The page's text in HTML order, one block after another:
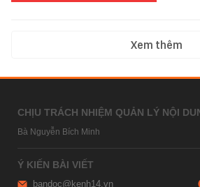
Xem thêm
CHỊU TRÁCH NHIỆM QUẢN LÝ NỘI
Bà Nguyễn Bích Minh
Ý KIẾN BÀI VIẾT
bandoc@kenh14.vn